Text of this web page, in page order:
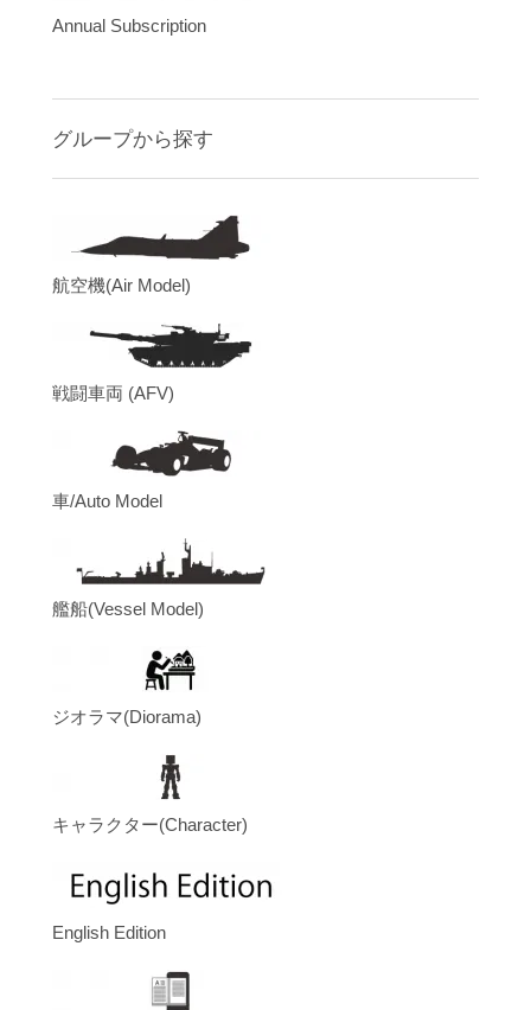
Annual Subscription
グループから探す
航空機(Air Model)
戦闘車両 (AFV)
車/Auto Model
艦船(Vessel Model)
ジオラマ(Diorama)
キャラクター(Character)
English Edition